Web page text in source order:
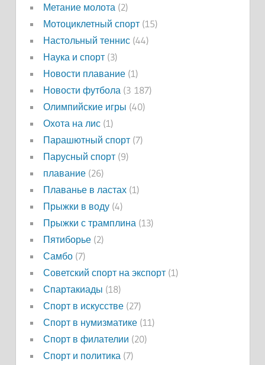
Метание молота (2)
Мотоциклетный спорт(15)
Настольный теннис(44)
Наука и спорт(3)
Новости плавание(1)
Новости футбола (3 187)
Олимпийские игры (40)
Охота на лис(1)
Парашютный спорт(7)
Парусный спорт(9)
плавание(26)
Плаванье в ластах(1)
Прыжки в воду(4)
Прыжки с трамплина (13)
Пятиборье(2)
Самбо(7)
Советский спорт на экспорт(1)
Спартакиады (18)
Спорт в искусстве(27)
Спорт в нумизматике(11)
Спорт в филателии (20)
Спорт и политика (7)